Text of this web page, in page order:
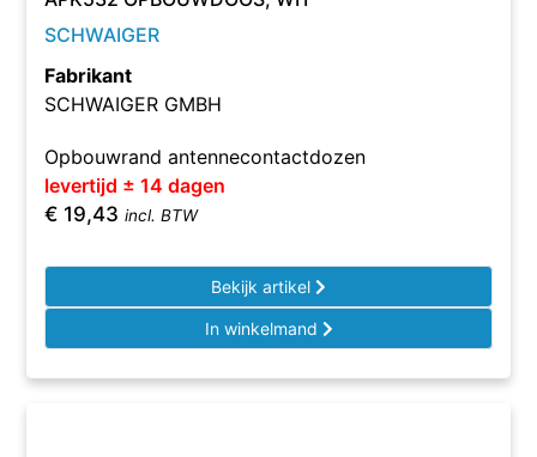
SCHWAIGER
Fabrikant
SCHWAIGER GMBH
Opbouwrand antennecontactdozen
levertijd ± 14 dagen
€ 19,43 incl. BTW
Bekijk artikel
In winkelmand